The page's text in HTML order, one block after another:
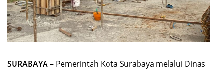
SURABAYA– Pemerintah Kota Surabaya melalui Dinas